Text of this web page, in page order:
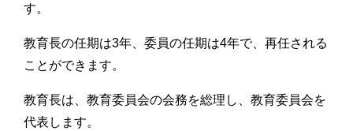
す。
教育長の任期は3年、委員の任期は4年で、再任される
ことができます。
教育長は、教育委員会の会務を総理し、教育委員会を
代表します。